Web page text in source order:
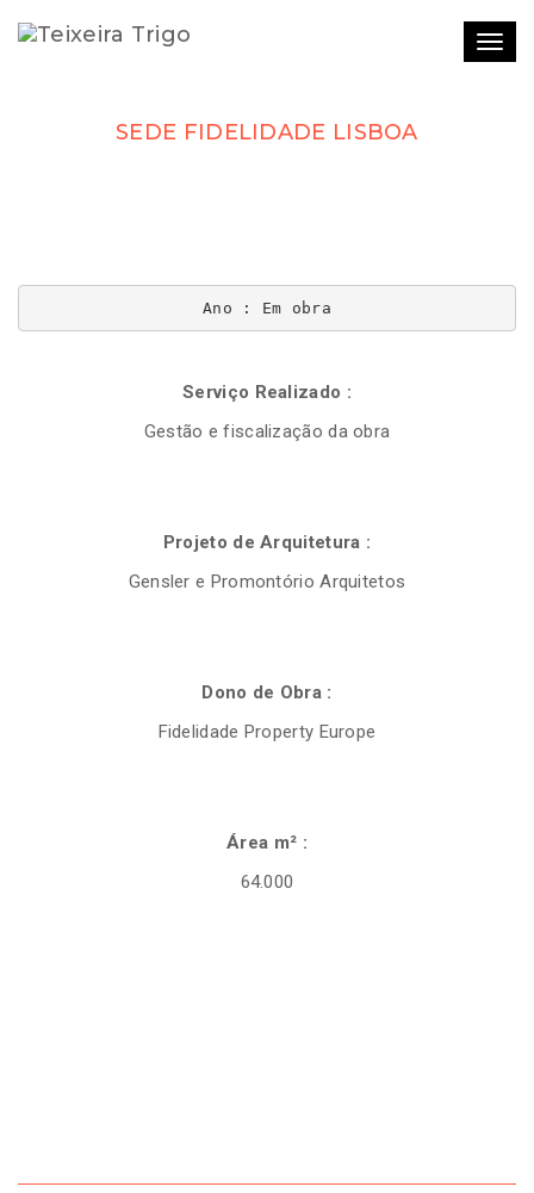
SEDE FIDELIDADE LISBOA
Ano : Em obra
Serviço Realizado :
Gestão e fiscalização da obra
Projeto de Arquitetura :
Gensler e Promontório Arquitetos
Dono de Obra :
Fidelidade Property Europe
Área m² :
64.000